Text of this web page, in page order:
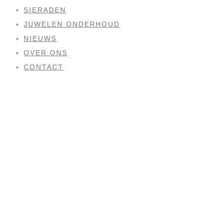
SIERADEN
JUWELEN ONDERHOUD
NIEUWS
OVER ONS
CONTACT